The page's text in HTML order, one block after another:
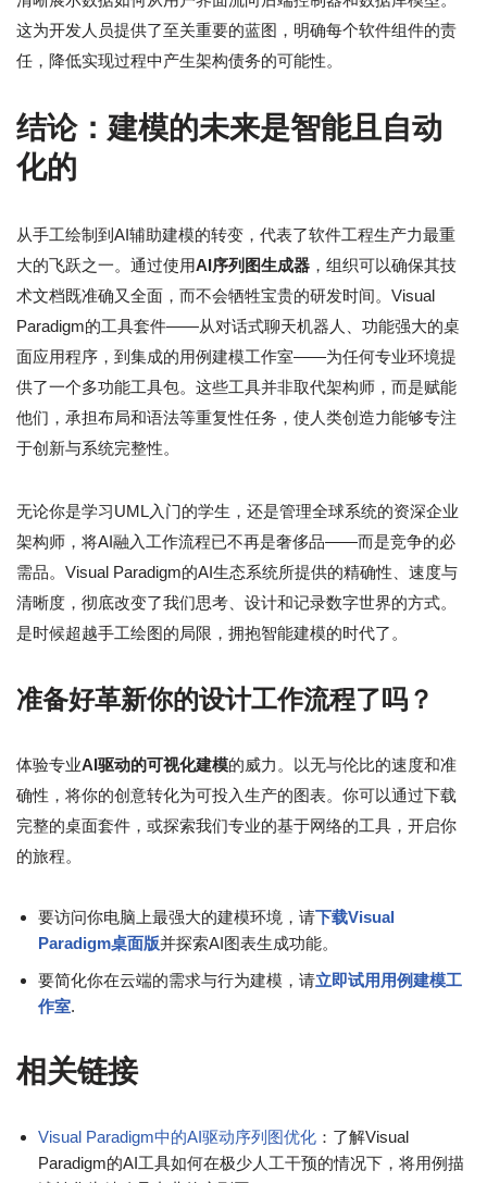
这为开发人员提供了至关重要的蓝图，明确每个软件组件的责
任，降低实现过程中产生架构债务的可能性。
结论：建模的未来是智能且自动
化的
从手工绘制到AI辅助建模的转变，代表了软件工程生产力最重
大的飞跃之一。通过使用AI序列图生成器 ，组织可以确保其技
术文档既准确又全面，而不会牺牲宝贵的研发时间。Visual
Paradigm的工具套件——从对话式聊天机器人、功能强大的桌
面应用程序，到集成的用例建模工作室——为任何专业环境提
供了一个多功能工具包。这些工具并非取代架构师，而是赋能
他们，承担布局和语法等重复性任务，使人类创造力能够专注
于创新与系统完整性。
无论你是学习UML入门的学生，还是管理全球系统的资深企业
架构师，将AI融入工作流程已不再是奢侈品——而是竞争的必
需品。Visual Paradigm的AI生态系统所提供的精确性、速度与
清晰度，彻底改变了我们思考、设计和记录数字世界的方式。
是时候超越手工绘图的局限，拥抱智能建模的时代了。
准备好革新你的设计工作流程了吗？
体验专业AI驱动的可视化建模的威力。以无与伦比的速度和准
确性，将你的创意转化为可投入生产的图表。你可以通过下载
完整的桌面套件，或探索我们专业的基于网络的工具，开启你
的旅程。
要访问你电脑上最强大的建模环境，请下载Visual
Paradigm桌面版并探索AI图表生成功能。
要简化你在云端的需求与行为建模，请立即试用用例建模工
作室.
相关链接
Visual Paradigm中的AI驱动序列图优化 ：了解Visual
Paradigm的AI工具如何在极少人工干预的情况下，将用例描